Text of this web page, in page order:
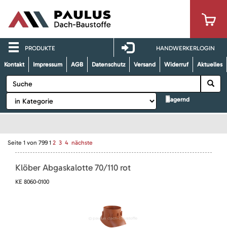
PRODUKTE HANDWERKERLOGIN
Kontakt Impressum AGB Datenschutz Versand Widerruf Aktuelles
lagernd
Seite 1 von 799 1 2 3 4 nächste
Klöber Abgaskalotte 70/110 rot
KE 8060-0100